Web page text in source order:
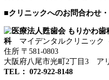
■クリニックへのお問合わせ
科 マイデンタルクリニック
住所 〒581-0803
大阪府八尾市光町2丁目3 ア
TEL： 072-922-8148